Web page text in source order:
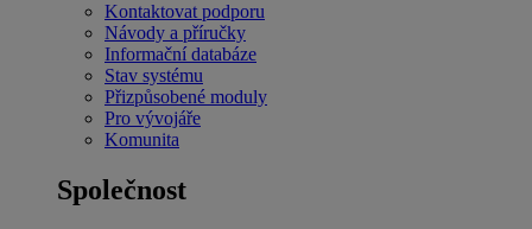
Kontaktovat podporu
Návody a příručky
Informační databáze
Stav systému
Přizpůsobené moduly
Pro vývojáře
Komunita
Společnost